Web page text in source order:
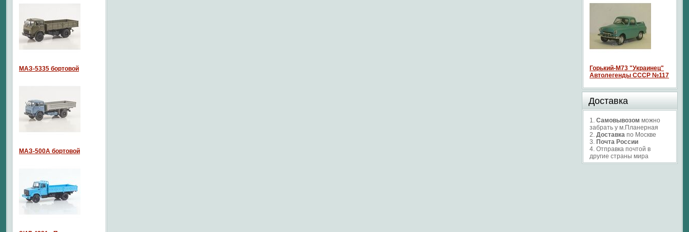
МАЗ-5335 бортовой
МАЗ-500А бортовой
Горький-М73 "Украинец"
Автолегенды СССР №117
Доставка
1. Самовывозом можно
забрать у м.Планерная
2. Доставка по Москве
3. Почта России
4. Отправка почтой в
другие страны мира